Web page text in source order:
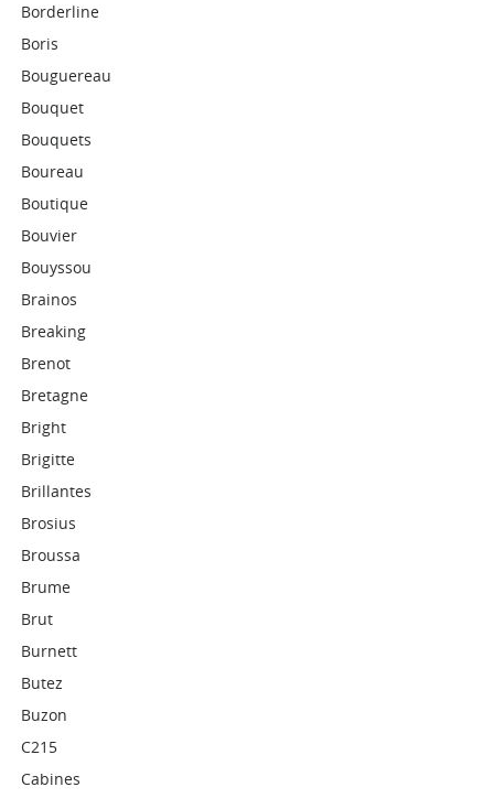
Borderline
Boris
Bouguereau
Bouquet
Bouquets
Boureau
Boutique
Bouvier
Bouyssou
Brainos
Breaking
Brenot
Bretagne
Bright
Brigitte
Brillantes
Brosius
Broussa
Brume
Brut
Burnett
Butez
Buzon
C215
Cabines